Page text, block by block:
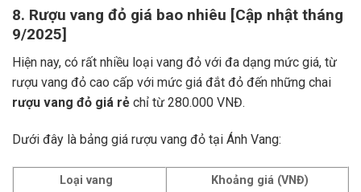
8. Rượu vang đỏ giá bao nhiêu [Cập nhật tháng
9/2025]
Hiện nay, có rất nhiều loại vang đỏ với đa dạng mức giá, từ
rượu vang đỏ cao cấp với mức giá đắt đỏ đến những chai
rượu vang đỏ giá rẻ chỉ từ 280.000 VNĐ.
Dưới đây là bảng giá rượu vang đỏ tại Ánh Vang:
Loại vang
Khoảng giá (VNĐ)